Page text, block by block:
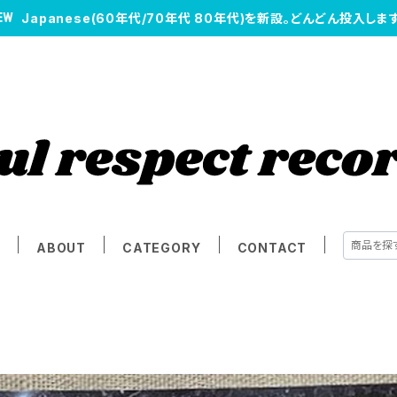
Japanese(60年代/70年代 80年代)を新設。どんどん投入します
ABOUT CATEGORY CONTACT